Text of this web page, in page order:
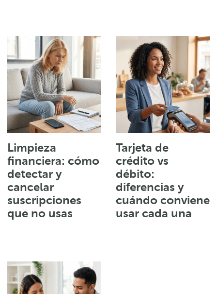
Limpieza
financiera: cómo
detectar y
cancelar
suscripciones
que no usas
Tarjeta de
crédito vs
débito:
diferencias y
cuándo conviene
usar cada una